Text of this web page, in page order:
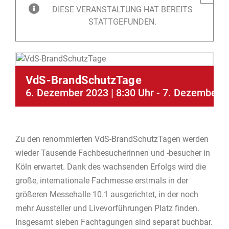
DIESE VERANSTALTUNG HAT BEREITS
STATTGEFUNDEN.
VdS-BrandSchutzTage
6. Dezember 2023 | 8:30 Uhr - 7. Dezember
Zu den renommierten VdS-BrandSchutzTagen werden
wieder Tausende Fachbesucherinnen und -besucher in
Köln erwartet. Dank des wachsenden Erfolgs wird die
große, internationale Fachmesse erstmals in der
größeren Messehalle 10.1 ausgerichtet, in der noch
mehr Aussteller und Livevorführungen Platz finden.
Insgesamt sieben Fachtagungen sind separat buchbar.